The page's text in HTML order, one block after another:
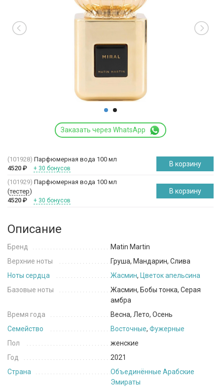
Заказать через WhatsApp
(101928) Парфюмерная вода 100 мл
4520 ₽ + 30 бонусов
В корзину
(101929) Парфюмерная вода 100 мл
(тестер)
4520 ₽ + 30 бонусов
В корзину
Описание
Бренд
Matin Martin
Верхние ноты
Груша, Мандарин, Слива
Ноты сердца
Жасмин, Цветок апельсина
Базовые ноты
Жасмин, Бобы тонка, Серая
амбра
Время года
Весна, Лето, Осень
Семейство
Восточные, Фужерные
Пол
женские
Год
2021
Страна
Объединённые Арабские
Эмираты